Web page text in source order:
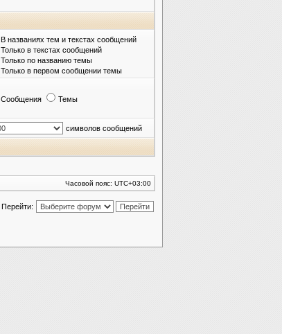
В названиях тем и текстах сообщений
Только в текстах сообщений
Только по названию темы
Только в первом сообщении темы
Сообщения Темы
символов сообщений
Часовой пояс: UTC+03:00
Перейти: